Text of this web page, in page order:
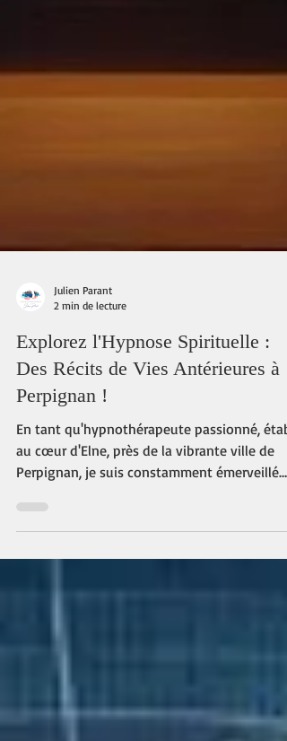
2 min de lecture
Explorez l'Hypnose Spirituelle :
Des Récits de Vies Antérieures à
Perpignan !
En tant qu'hypnothérapeute passionné,
Perpignan, je suis constamment émerveillé
par...